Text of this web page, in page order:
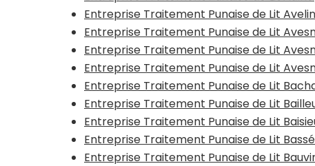
Entreprise Traitement Punaise de Lit
Entreprise Traitement Punaise de Lit
Entreprise Traitement Punaise de Lit
Entreprise Traitement Punaise de Lit
Entreprise Traitement Punaise de Lit
Entreprise Traitement Punaise de Lit
Entreprise Traitement Punaise de Lit
Entreprise Traitement Punaise de Lit
Entreprise Traitement Punaise de Lit